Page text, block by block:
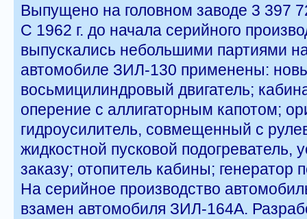
Выпущено на головном заводе 3 397
С 1962 г. до начала серийного
выпускались небольшими партиями
автомобиле ЗИЛ-130 применены:
восьмицилиндровый двигатель;
оперение с аллигаторным капотом;
гидроусилитель, совмещенный с
жидкостной пусковой подогреватель,
заказу; отопитель кабины; генератор
На серийное производство
взамен автомобиля ЗИЛ-164А.